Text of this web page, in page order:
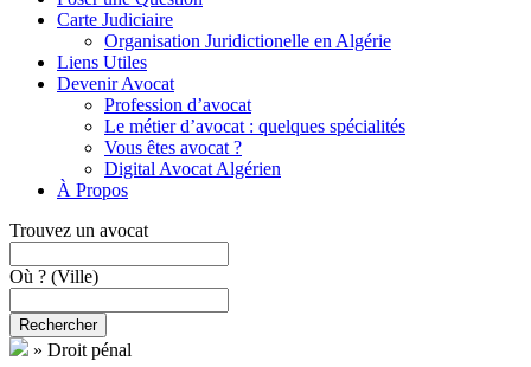
Carte Judiciaire
Organisation Juridictionelle en Algérie
Liens Utiles
Devenir Avocat
Profession d’avocat
Le métier d’avocat : quelques spécialités
Vous êtes avocat ?
Digital Avocat Algérien
À Propos
Trouvez un avocat
Où ? (Ville)
Rechercher
» Droit pénal